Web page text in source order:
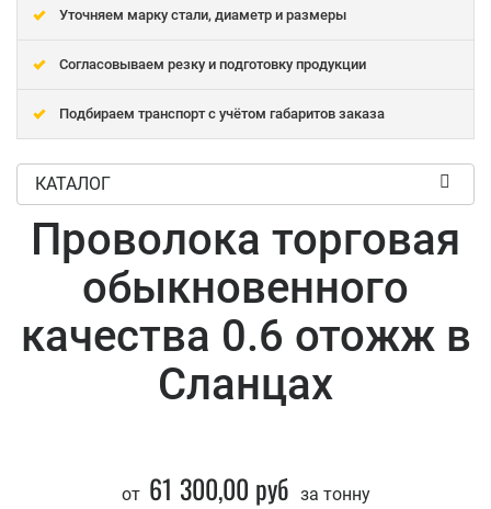
Уточняем марку стали, диаметр и размеры
Согласовываем резку и подготовку продукции
Подбираем транспорт с учётом габаритов заказа
КАТАЛОГ
Проволока торговая
обыкновенного
качества 0.6 отожж в
Сланцах
от 61 300,00 руб за тонну